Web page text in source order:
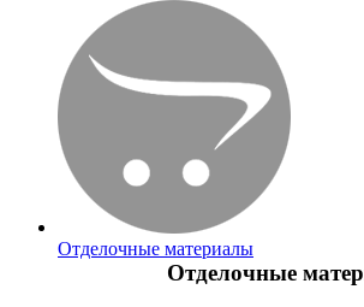
Отделочные материалы
Отделочные